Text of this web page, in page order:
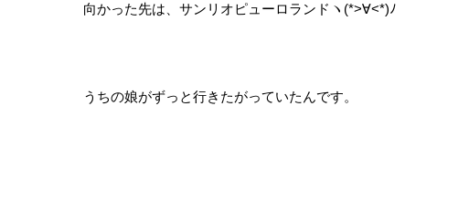
向かった先は、サンリオピューロランドヽ(*>∀<*)ﾉ
うちの娘がずっと行きたがっていたんです。